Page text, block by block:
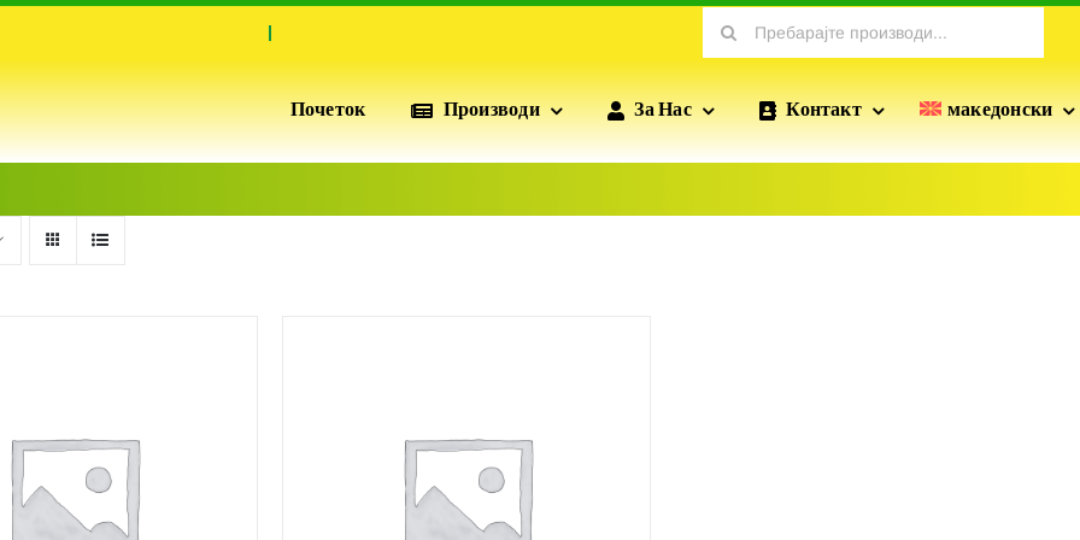
Search
for:
Почеток Производи
ИЗОЛАЦИЈА И ПЕРФОРМАНСИ
изолација, отпорни на притисок, водоотпорни и
издржливост
За Нас Контакт македонски